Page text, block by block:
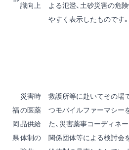
識向上
よる氾濫、土砂災害の危
やすく表示したものです。
福
岡
県
災害時
の医薬
品供給
体制の
救護所等に赴いてその場
つモバイルファーマシー
た、災害薬事コーディネ
関係団体等による検討会